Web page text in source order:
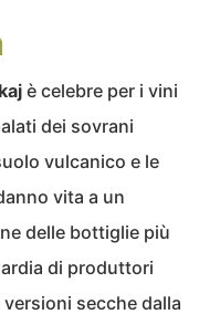
è celebre per i vini
dei sovrani
vulcanico e le
vita a un
delle bottiglie più
di produttori
secche dalla